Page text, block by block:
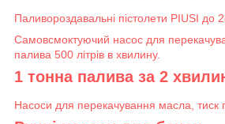
Паливороздавальні пістолети PIUSI до
Самовсмоктуючий насос для
палива 500 літрів в хвилину.
1 тонна палива за 2
Насоси для перекачування масла, тиск